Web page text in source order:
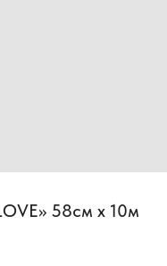
58см x 10м